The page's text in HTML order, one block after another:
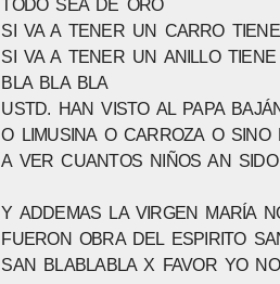
TODO SEA DE ORO
SI VA A TENER UN CARRO
SI VA A TENER UN ANILLO
BLA BLA BLA
USTD. HAN VISTO AL PAPA
O LIMUSINA O CARROZA O
A VER CUANTOS NIÑOS AN
Y ADDEMAS LA VIRGEN MARÍA
FUERON OBRA DEL ESPIRITO
SAN BLABLABLA X FAVOR YO